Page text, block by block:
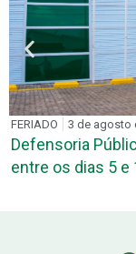
FERIADO 3 de agosto
Defensoria
entre os dias 5 e